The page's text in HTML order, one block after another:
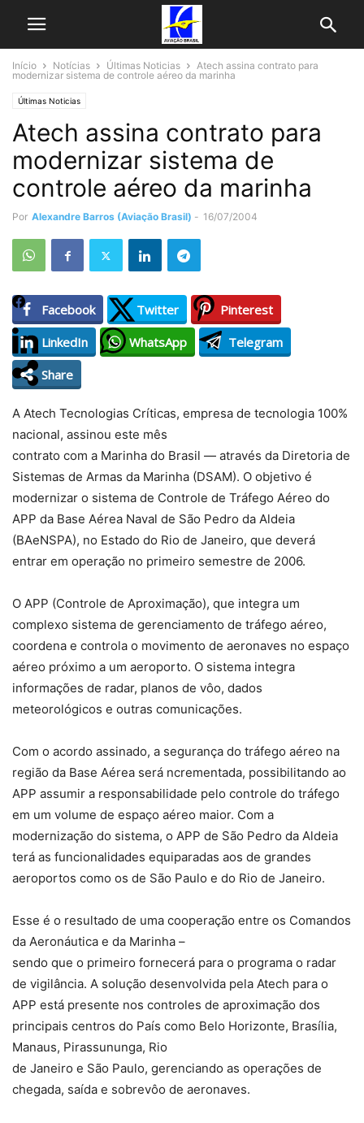
Início Notícias Últimas Noticias
Atech assina contrato para
modernizar sistema de controle aéreo da marinha
Últimas Noticias
Atech assina contrato para
modernizar sistema de
controle aéreo da marinha
Por Alexandre Barros (Aviação Brasil) - 16/07/2004
Facebook Twitter
Pinterest
LinkedIn
WhatsApp
Telegram
Share
A Atech Tecnologias Críticas, empresa de tecnologia 100%
nacional, assinou este mês
contrato com a Marinha do Brasil — através da Diretoria de
Sistemas de Armas da Marinha (DSAM). O objetivo é
modernizar o sistema de Controle de Tráfego Aéreo do
APP da Base Aérea Naval de São Pedro da Aldeia
(BAeNSPA), no Estado do Rio de Janeiro, que deverá
entrar em operação no primeiro semestre de 2006.
O APP (Controle de Aproximação), que integra um
complexo sistema de gerenciamento de tráfego aéreo,
coordena e controla o movimento de aeronaves no espaço
aéreo próximo a um aeroporto. O sistema integra
informações de radar, planos de vôo, dados
meteorológicos e outras comunicações.
Com o acordo assinado, a segurança do tráfego aéreo na
região da Base Aérea será ncrementada, possibilitando ao
APP assumir a responsabilidade pelo controle do tráfego
em um volume de espaço aéreo maior. Com a
modernização do sistema, o APP de São Pedro da Aldeia
terá as funcionalidades equiparadas aos de grandes
aeroportos como os de São Paulo e do Rio de Janeiro.
Esse é o resultado de uma cooperação entre os Comandos
da Aeronáutica e da Marinha –
sendo que o primeiro fornecerá para o programa o radar
de vigilância. A solução desenvolvida pela Atech para o
APP está presente nos controles de aproximação dos
principais centros do País como Belo Horizonte, Brasília,
Manaus, Pirassununga, Rio
de Janeiro e São Paulo, gerenciando as operações de
chegada, saída e sobrevôo de aeronaves.